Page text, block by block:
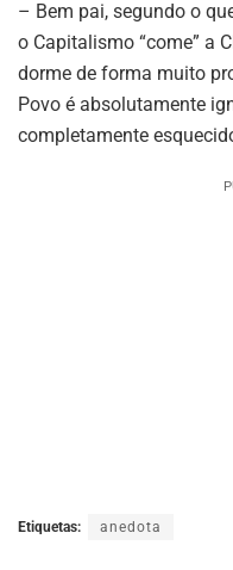
– Bem pai, segundo o
o Capitalismo “come” a
dorme de forma muito
Povo é absolutamente
completamente
Etiquetas: anedota